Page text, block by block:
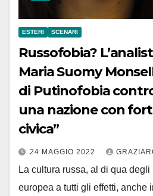
ESTERI SCENARI
Russofobia?
Maria Suomy
di Putinofobia
una nazione con
civica”
24 MAGGIO 2022
La cultura russa, al di qua
europea a tutti gli effetti, anche